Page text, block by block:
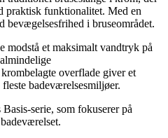
praktisk funktionalitet. Med en
bevægelsesfrihed i bruseområdet.
modstå et maksimalt vandtryk på
overflade giver et
badeværelsesmiljøer.
serie, som fokuserer på